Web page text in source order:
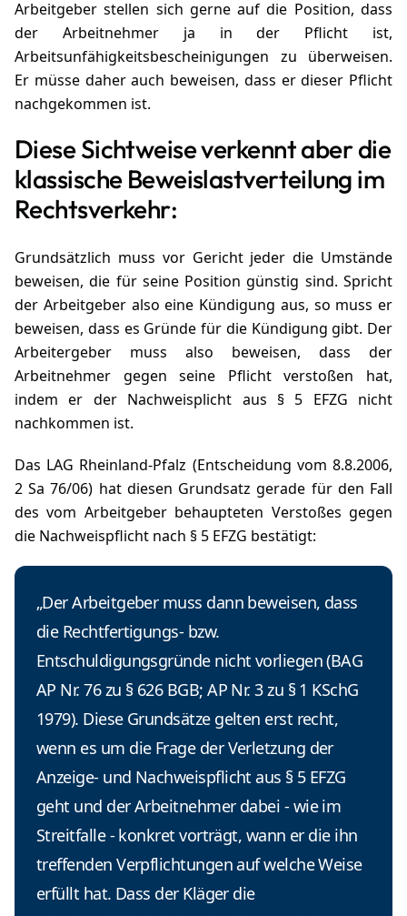
Arbeitgeber stellen sich gerne auf die Position, dass
der Arbeitnehmer ja in der Pflicht ist,
Arbeitsunfähigkeitsbescheinigungen zu überweisen.
Er müsse daher auch beweisen, dass er dieser Pflicht
nachgekommen ist.
Diese Sichtweise verkennt aber die
klassische Beweislastverteilung im
Rechtsverkehr:
Grundsätzlich muss vor Gericht jeder die Umstände
beweisen, die für seine Position günstig sind. Spricht
der Arbeitgeber also eine Kündigung aus, so muss er
beweisen, dass es Gründe für die Kündigung gibt. Der
Arbeitergeber muss also beweisen, dass der
Arbeitnehmer gegen seine Pflicht verstoßen hat,
indem er der Nachweisplicht aus § 5 EFZG nicht
nachkommen ist.
Das LAG Rheinland-Pfalz (Entscheidung vom 8.8.2006,
2 Sa 76/06) hat diesen Grundsatz gerade für den Fall
des vom Arbeitgeber behaupteten Verstoßes gegen
die Nachweispflicht nach § 5 EFZG bestätigt:
„Der Arbeitgeber muss dann beweisen, dass
die Rechtfertigungs- bzw.
Entschuldigungsgründe nicht vorliegen (BAG
AP Nr. 76 zu § 626 BGB; AP Nr. 3 zu § 1 KSchG
1979). Diese Grundsätze gelten erst recht,
wenn es um die Frage der Verletzung der
Anzeige- und Nachweispflicht aus § 5 EFZG
geht und der Arbeitnehmer dabei - wie im
Streitfalle - konkret vorträgt, wann er die ihn
treffenden Verpflichtungen auf welche Weise
erfüllt hat. Dass der Kläger die